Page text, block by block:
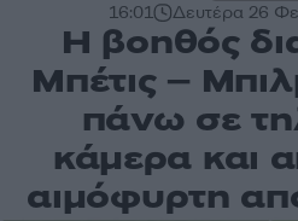
16:01 Δευτέρα 26
Η βοηθός
Μπέτις –
πάνω σε
κάμερα και
αιμόφυρτη